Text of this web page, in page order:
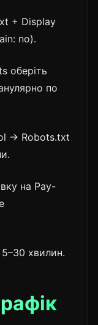
+ Display
no).
оберіть
по
→ Robots.txt
на Pay-
5–30 хвилин.